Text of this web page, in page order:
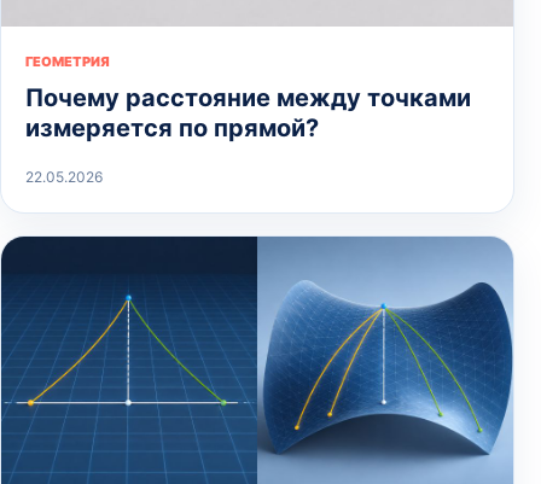
ГЕОМЕТРИЯ
Почему расстояние между точками
измеряется по прямой?
22.05.2026